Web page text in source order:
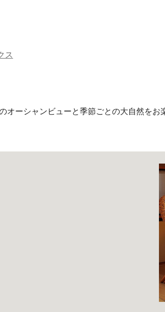
ス
オーシャンビューと季節ごとの大自然を